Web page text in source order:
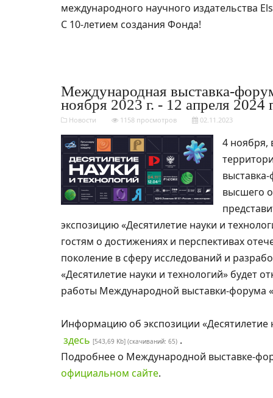
международного научного издательства
С 10-летием создания Фонда!
Международная выставка-
ноября 2023 г. - 12 апреля 2024
Новости 1158 просмотров 02.11.2023
4 ноября,
высшего
экспозицию «Десятилетие науки и
гостям о достижениях и перспективах
поколение в сферу исследований и
«Десятилетие науки и технологий» будет
работы Международной выставки-форума
Информацию об экспозиции
здесь [543,69 Kb] (cкачиваний: 65) .
Подробнее о Международной выставке-
официальном сайте.